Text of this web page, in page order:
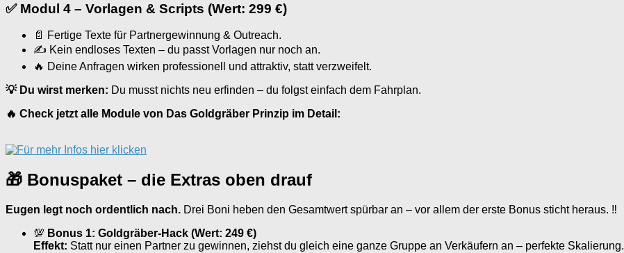
✅ Modul 4 – Vorlagen & Scripts (Wert: 299 €)
📄 Fertige Texte für Partnergewinnung & Outreach.
✍ Kein endloses Texten – du passt Vorlagen nur noch an.
🔥 Deine Anfragen wirken professionell und attraktiv, statt verzweifelt.
💡 Du wirst merken: Du musst nichts neu erfinden – du folgst einfach dem Fahrplan.
🔥 Check jetzt alle Module von Das Goldgräber Prinzip im Detail:
🎁 Bonuspaket – die Extras oben drauf
Eugen legt noch ordentlich nach. Drei Boni heben den Gesamtwert spürbar an – vor allem der erste Bonus sticht heraus. ‼️
💯 Bonus 1: Goldgräber-Hack (Wert: 249 €)
Effekt: Statt nur einen Partner zu gewinnen, ziehst du gleich eine ganze Gruppe an Verkäufern an – perfekte Skalierung.